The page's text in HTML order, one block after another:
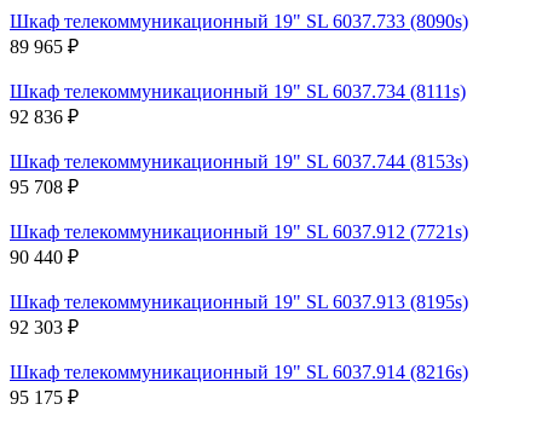
Шкаф телекоммуникационный 19" SL 6037.733 (8090s)
89 965 ₽
Шкаф телекоммуникационный 19" SL 6037.734 (8111s)
92 836 ₽
Шкаф телекоммуникационный 19" SL 6037.744 (8153s)
95 708 ₽
Шкаф телекоммуникационный 19" SL 6037.912 (7721s)
90 440 ₽
Шкаф телекоммуникационный 19" SL 6037.913 (8195s)
92 303 ₽
Шкаф телекоммуникационный 19" SL 6037.914 (8216s)
95 175 ₽